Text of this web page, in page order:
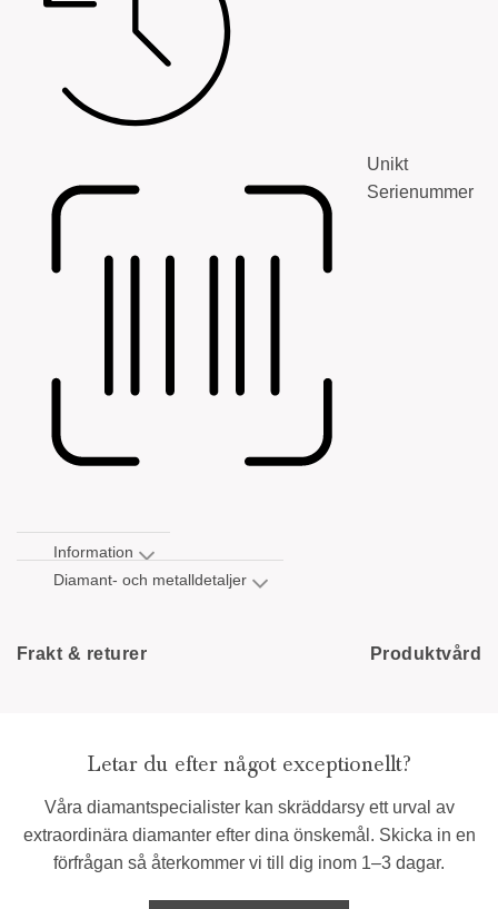
Unikt
Serienummer
Information
Diamant- och metalldetaljer
Frakt & returer Produktvård
Letar du efter något exceptionellt?
Våra diamantspecialister kan skräddarsy ett urval av
extraordinära diamanter efter dina önskemål. Skicka in en
förfrågan så återkommer vi till dig inom 1–3 dagar.